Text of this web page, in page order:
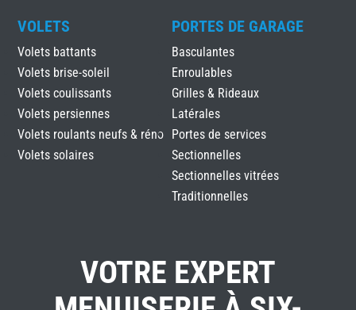
VOLETS
Volets battants
Volets brise-soleil
Volets coulissants
Volets persiennes
Volets roulants neufs & réno
Volets solaires
PORTES DE GARAGE
Basculantes
Enroulables
Grilles & Rideaux
Latérales
Portes de services
Sectionnelles
Sectionnelles vitrées
Traditionnelles
VOTRE EXPERT